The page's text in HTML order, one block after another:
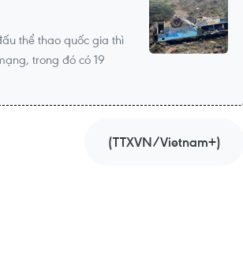
thể thao quốc gia thì
trong đó có 19
(TTXVN/Vietnam+)